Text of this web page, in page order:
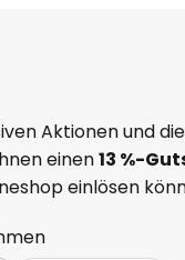
Aktionen und
einen13 %-
einlösen